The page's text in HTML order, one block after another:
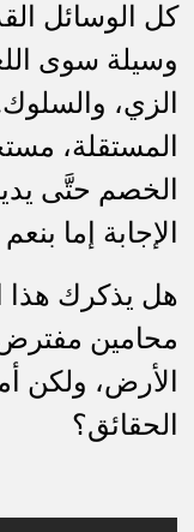
كل الوسائل
وسيلة سوى
الزي،
المستقلة،
الخصم حتَّى
الإجابة إما
هل يذكرك هذا
محامين
الأرض، ولكن
الحقائق؟